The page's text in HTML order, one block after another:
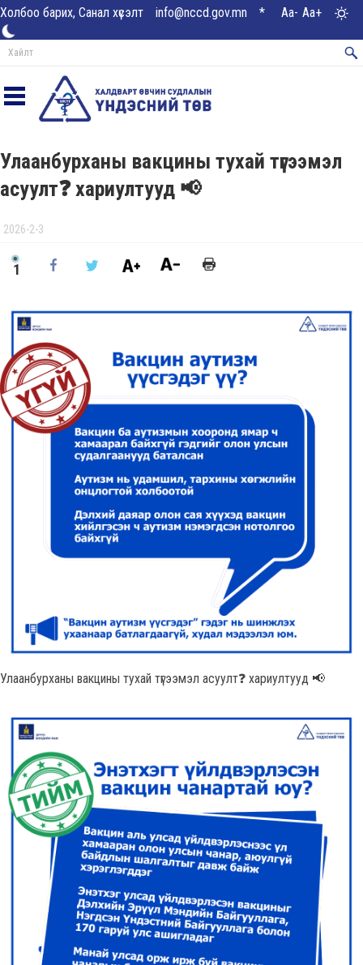
Холбоо барих, Санал хүсэлт info@nccd.gov.mn * Aa- Aa+
Улаанбурханы вакцины тухай түгээмэл
асуулт❓ хариултууд 📢
2026-2-3
1
Улаанбурханы вакцины тухай түгээмэл асуулт❓ хариултууд 📢